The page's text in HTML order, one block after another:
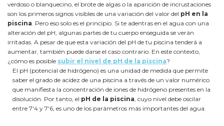
verdoso o blanquecino, el brote de algas o la aparición de incrustaciones
son los primeros signos visibles de una variación del valor del pH en la
piscina . Pero eso solo es el principio. Si te adentras en el agua con una
alteración del pH, algunas partes de tu cuerpo enseguida se verán
irritadas. A pesar de que esta variación del pH de tu piscina tenderá a
aumentar, también puede darse el caso contrario. En este contexto,
¿cómo es posible subir el nivel de pH de la piscina?
El pH (potencial de hidrógeno) es una unidad de medida que permite
saber el grado de acidez de una piscina a través de un valor numérico
que manifiesta la concentración de iones de hidrógeno presentes en la
disolución. Por tanto, el pH de la piscina , cuyo nivel debe oscilar
entre 7'4 y 7'6, es uno de los parámetros más importantes del agua.